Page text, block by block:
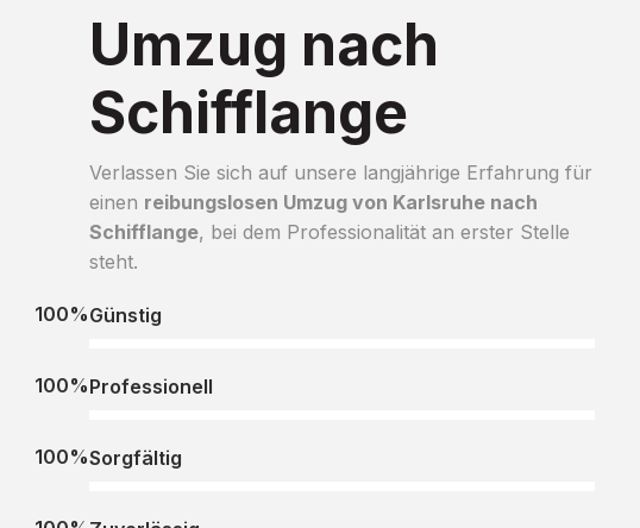
Umzug nach
Schifflange
Verlassen Sie sich auf unsere langjährige Erfahrung für
einen reibungslosen Umzug von Karlsruhe nach
Schifflange, bei dem Professionalität an erster Stelle
steht.
Günstig
100%
Professionell
100%
Sorgfältig
100%